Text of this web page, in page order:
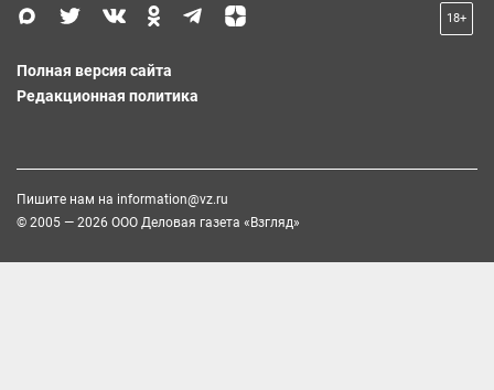
18+
Полная версия сайта
Редакционная политика
Пишите нам на information@vz.ru
© 2005 — 2026 ООО Деловая газета «Взгляд»